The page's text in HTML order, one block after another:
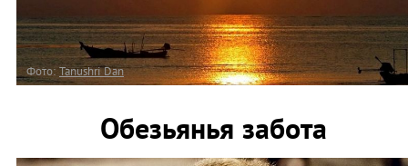
Фото: Tanushri Dan
Обезьянья забота